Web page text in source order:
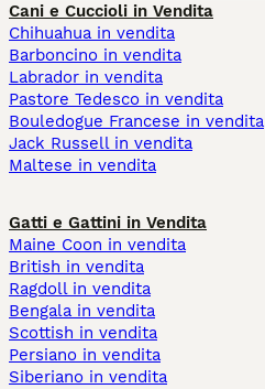
Cani e Cuccioli in Vendita
Chihuahua in vendita
Barboncino in vendita
Labrador in vendita
Pastore Tedesco in vendita
Bouledogue Francese in vendita
Jack Russell in vendita
Maltese in vendita
Gatti e Gattini in Vendita
Maine Coon in vendita
British in vendita
Ragdoll in vendita
Bengala in vendita
Scottish in vendita
Persiano in vendita
Siberiano in vendita